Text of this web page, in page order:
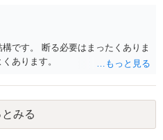
です。 断る必要はまったくありま
あります。
とみる